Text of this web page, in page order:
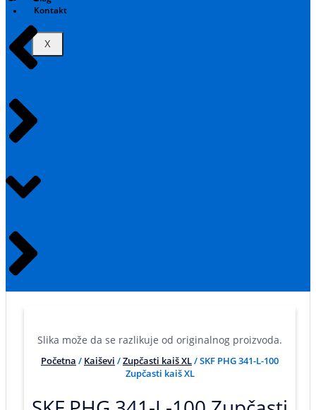
Kontakt
X
Slika može da se razlikuje od originalnog proizvoda.
Početna / Kaiševi /Zupčasti kaiš XL/ SKF PHG 341-L-100
Zupčasti kaiš XL